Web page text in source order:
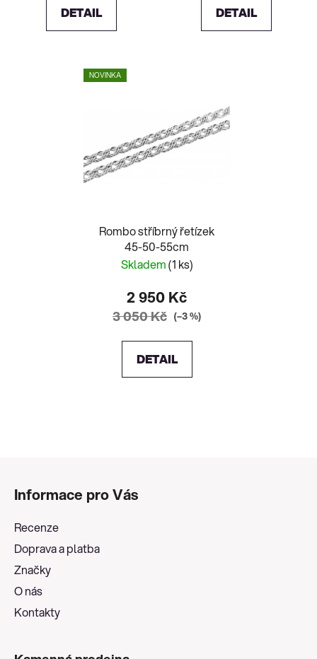
DETAIL DETAIL
NOVINKA
Rombo stříbrný řetízek
45-50-55cm
Skladem(1 ks)
2 950 Kč
3 050 Kč (–3 %)
DETAIL
Informace pro Vás
Recenze
Doprava a platba
Značky
O nás
Kontakty